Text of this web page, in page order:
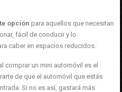
opción para aquellos que necesitan
fácil de conducir y lo
caber en espacios reducidos.
comprar un mini automóvil es el
de que el automóvil que estás
Si no es así, gastará más